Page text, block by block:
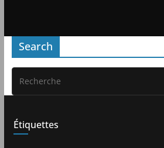
Search
Étiquettes